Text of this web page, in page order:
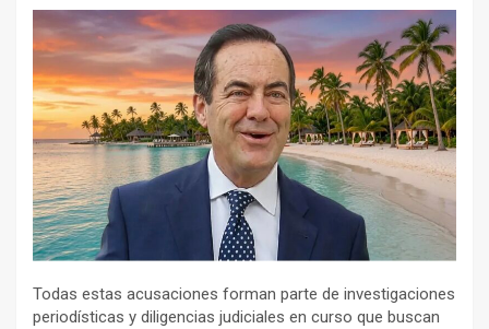
Todas estas acusaciones forman parte de investigaciones
periodísticas y diligencias judiciales en curso que buscan